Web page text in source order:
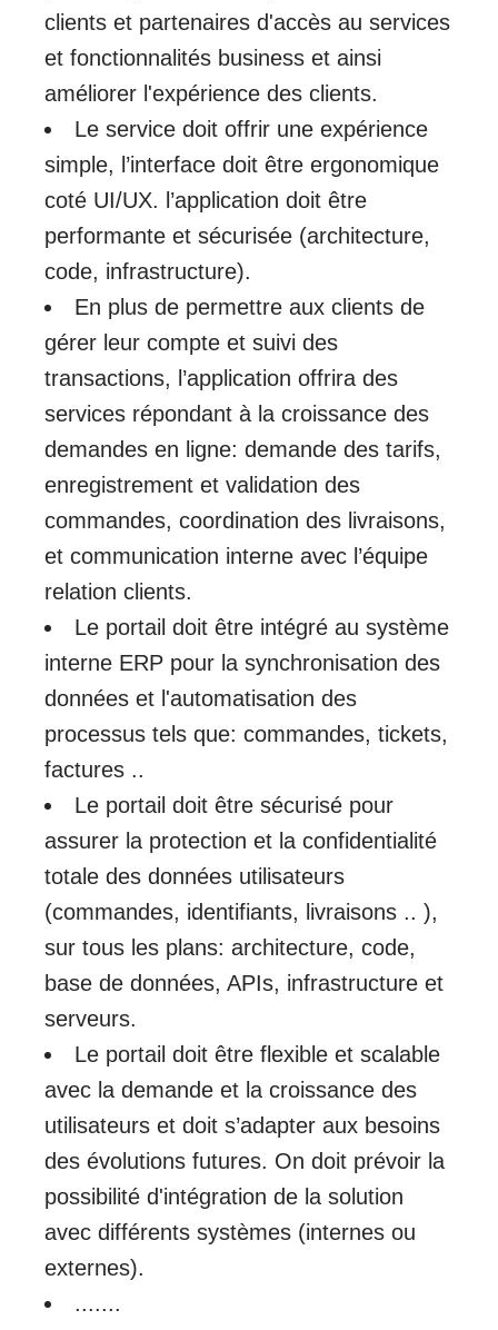
clients et partenaires d'accès au services
et fonctionnalités business et ainsi
améliorer l'expérience des clients.
Le service doit offrir une expérience
simple, l’interface doit être ergonomique
coté UI/UX. l’application doit être
performante et sécurisée (architecture,
code, infrastructure).
En plus de permettre aux clients de
gérer leur compte et suivi des
transactions, l’application offrira des
services répondant à la croissance des
demandes en ligne: demande des tarifs,
enregistrement et validation des
commandes, coordination des livraisons,
et communication interne avec l’équipe
relation clients.
Le portail doit être intégré au système
interne ERP pour la synchronisation des
données et l'automatisation des
processus tels que: commandes, tickets,
factures ..
Le portail doit être sécurisé pour
assurer la protection et la confidentialité
totale des données utilisateurs
(commandes, identifiants, livraisons .. ),
sur tous les plans: architecture, code,
base de données, APIs, infrastructure et
serveurs.
Le portail doit être flexible et scalable
avec la demande et la croissance des
utilisateurs et doit s’adapter aux besoins
des évolutions futures. On doit prévoir la
possibilité d'intégration de la solution
avec différents systèmes (internes ou
externes).
.......